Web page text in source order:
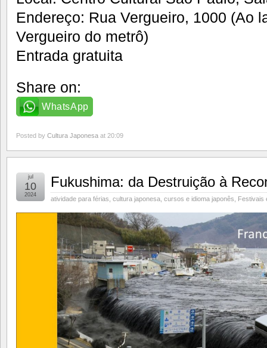
Endereço: Rua Vergueiro, 1000 (Ao
Vergueiro do metrô)
Entrada gratuita
Share on:
WhatsApp
Posted by Cultura Japonesa at 20:09
Fukushima: da Destruição à
atividade para férias cultura japonesa cursos e idioma japonês Festivais
jul
10
2024